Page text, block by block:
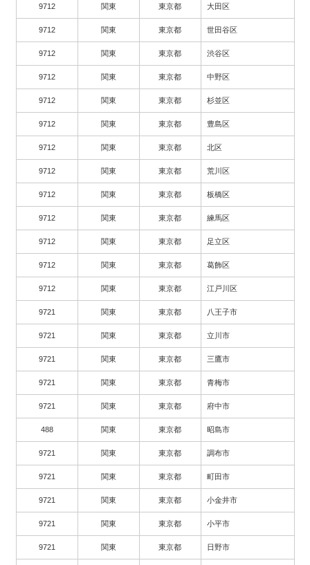
9712 関東 東京都 大田区
9712 関東 東京都 世田谷区
9712 関東 東京都 渋谷区
9712 関東 東京都 中野区
9712 関東 東京都 杉並区
9712 関東 東京都 豊島区
9712 関東 東京都 北区
9712 関東 東京都 荒川区
9712 関東 東京都 板橋区
9712 関東 東京都 練馬区
9712 関東 東京都 足立区
9712 関東 東京都 葛飾区
9712 関東 東京都 江戸川区
9721 関東 東京都 八王子市
9721 関東 東京都 立川市
9721 関東 東京都 三鷹市
9721 関東 東京都 青梅市
9721 関東 東京都 府中市
488 関東 東京都 昭島市
9721 関東 東京都 調布市
9721 関東 東京都 町田市
9721 関東 東京都 小金井市
9721 関東 東京都 小平市
9721 関東 東京都 日野市